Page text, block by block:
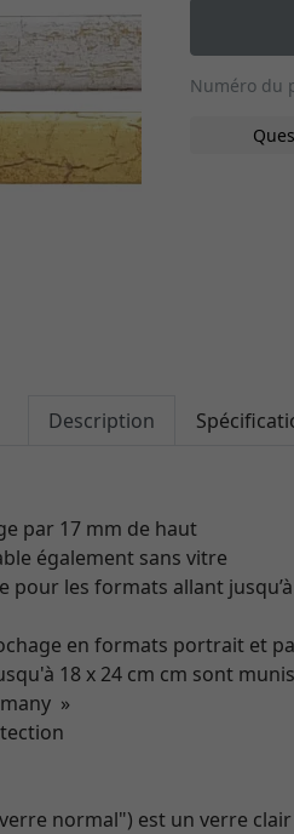
Numéro du
Description
par 17 mm de haut
également sans vitre
pour les formats allant
en formats portrait et
18 x 24 cm cm sont
»
normal") est un verre